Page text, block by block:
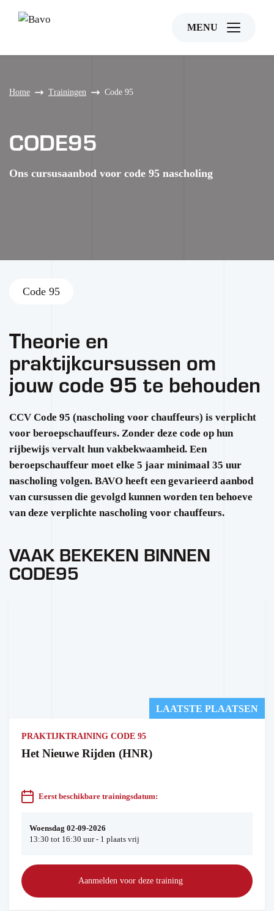
MENU
Home Trainingen Code 95
CODE95
Ons cursusaanbod voor code 95 nascholing
Code 95
Theorie en
praktijkcursussen om
jouw code 95 te behouden
CCV Code 95 (nascholing voor chauffeurs) is verplicht
voor beroepschauffeurs. Zonder deze code op hun
rijbewijs vervalt hun vakbekwaamheid. Een
beroepschauffeur moet elke 5 jaar minimaal 35 uur
nascholing volgen. BAVO heeft een gevarieerd aanbod
van cursussen die gevolgd kunnen worden ten behoeve
van deze verplichte nascholing voor chauffeurs.
VAAK BEKEKEN BINNEN
CODE95
LAATSTE PLAATSEN
PRAKTIJKTRAINING CODE 95
Het Nieuwe Rijden (HNR)
Eerst beschikbare trainingsdatum:
Woensdag 02-09-2026
13:30 tot 16:30 uur - 1 plaats vrij
Aanmelden voor deze training